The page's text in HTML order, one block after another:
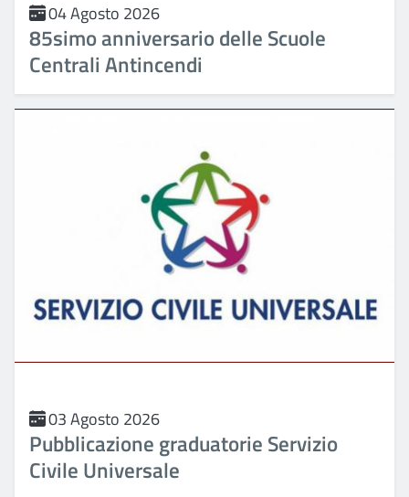
04 Agosto 2026
85simo anniversario delle Scuole
Centrali Antincendi
03 Agosto 2026
Pubblicazione graduatorie Servizio
Civile Universale